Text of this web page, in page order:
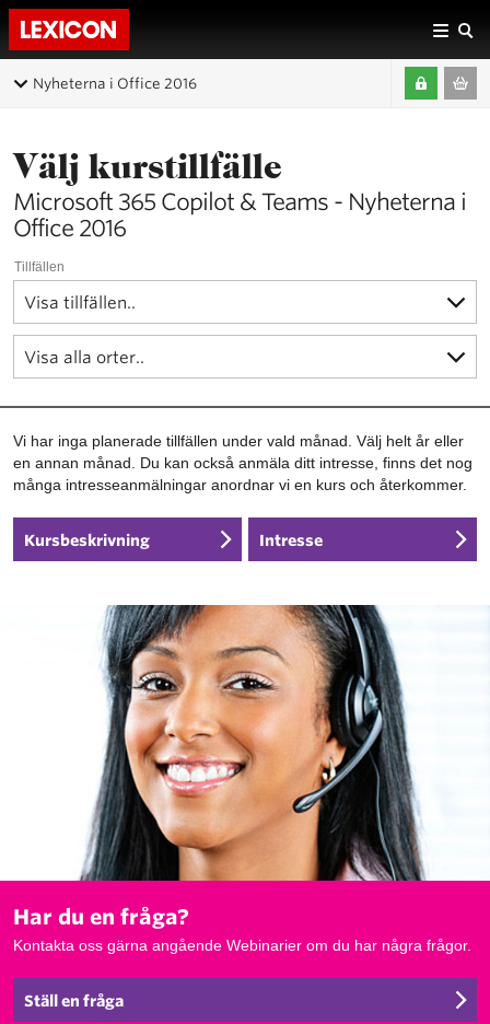
Nyheterna i Office 2016
Välj kurstillfälle
Microsoft 365 Copilot & Teams - Nyheterna i
Office 2016
Tillfällen
Vi har inga planerade tillfällen under vald månad. Välj helt år eller
en annan månad. Du kan också anmäla ditt intresse, finns det nog
många intresseanmälningar anordnar vi en kurs och återkommer.
Kursbeskrivning Intresse
Har du en fråga?
Kontakta oss gärna angående Webinarier om du har några frågor.
Ställ en fråga